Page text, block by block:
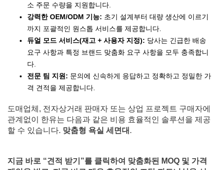
소 주문 수량을 지원합니다.
강력한 OEM/ODM 기능: 초기 설계부터 대량 생산에 이르기
까지 포괄적인 원스톱 서비스를 제공합니다.
듀얼 모드 서비스(재고 + 사용자 지정): 당사는 긴급한 배송
요구 사항과 특정 브랜드 맞춤화 요구 사항을 모두 충족합니
다.
전문 팀 지원: 문의에 신속하게 응답하고 정확하고 정밀한 가
격 견적을 제공합니다.
도매업체, 전자상거래 판매자 또는 상업 프로젝트 구매자에
관계없이 한유는 다음과 같은 비용 효율적인 솔루션을 제공
할 수 있습니다. 맞춤형 욕실 세면대 .
지금 바로 “견적 받기”를 클릭하여 맞춤화된 MOQ 및 가격